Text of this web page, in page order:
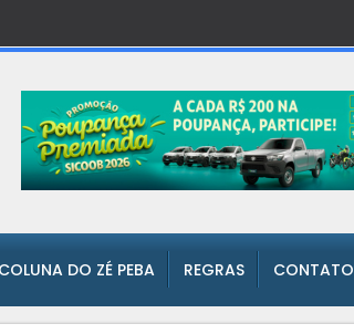
COLUNA DO ZÉ PEBA REGRAS CONTATO